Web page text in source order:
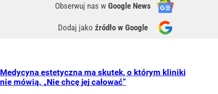
Obserwuj nas w Google News
Dodaj jako źródło w Google
Medycyna estetyczna ma skutek, o którym kliniki
nie mówią. „Nie chcę jej całować”